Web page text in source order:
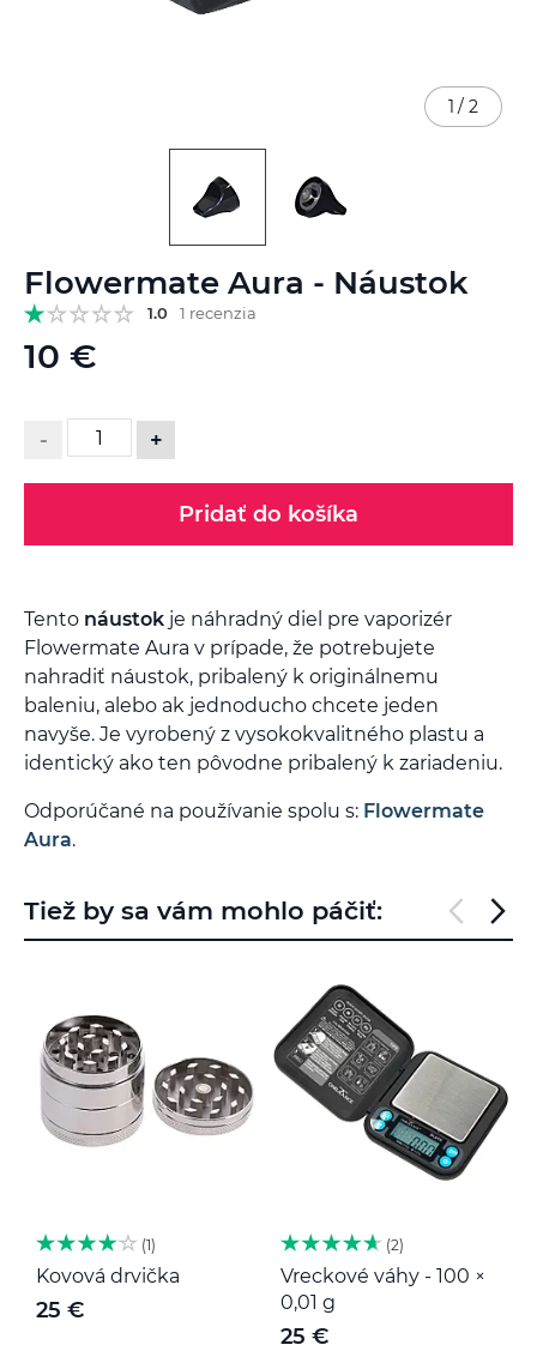
Flowermate Aura - Náustok
1.0 1 recenzia
10 €
- +
Pridať do košíka
Tento náustok je náhradný diel pre vaporizér
Flowermate Aura v prípade, že potrebujete
nahradiť náustok, pribalený k originálnemu
baleniu, alebo ak jednoducho chcete jeden
navyše. Je vyrobený z vysokokvalitného plastu a
identický ako ten pôvodne pribalený k zariadeniu.
Odporúčané na používanie spolu s: Flowermate
Aura.
1 / 2
na
začiatok
galérie
obrázkov
Tiež by sa vám mohlo páčiť:
1
Kovová drvička
25 €
2
Vreckové váhy - 100 ×
0,01 g
25 €